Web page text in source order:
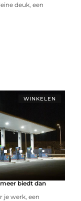
deuk, een
WINKELEN
biedt dan
je werk, een